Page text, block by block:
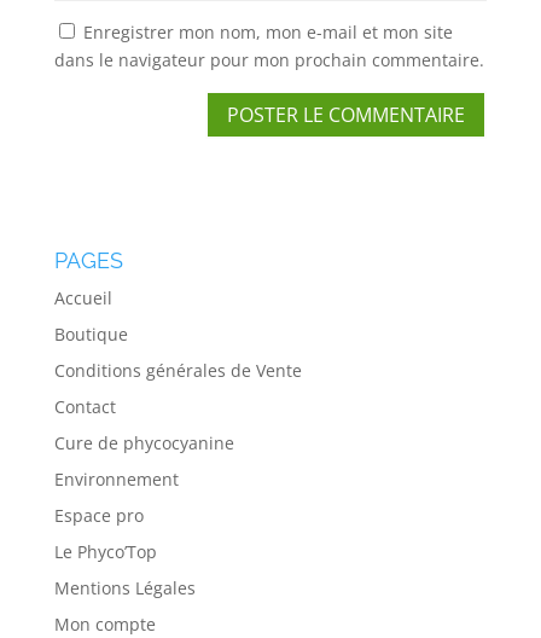
Enregistrer mon nom, mon e-mail et mon site
dans le navigateur pour mon prochain commentaire.
PAGES
Accueil
Boutique
Conditions générales de Vente
Contact
Cure de phycocyanine
Environnement
Espace pro
Le Phyco’Top
Mentions Légales
Mon compte